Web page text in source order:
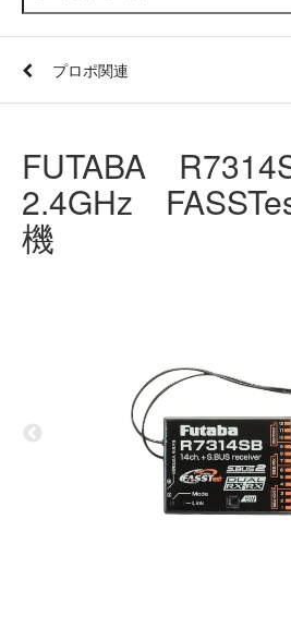
プロポ関連
FUTABA
2.4GHz
機